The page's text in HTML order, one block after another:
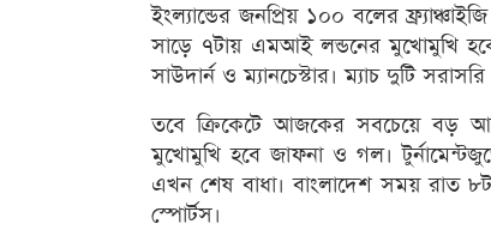
ইংল্যান্ডের জনপ্রিয় ১০০ বলের
সাড়ে ৭টায় এমআই লন্ডনের মুখোমুখি
সাউদার্ন ও ম্যানচেস্টার। ম্যাচ দুটি
তবে ক্রিকেটে আজকের সবচেয়ে বড়
মুখোমুখি হবে জাফনা ও গল।
এখন শেষ বাধা। বাংলাদেশ সময় রাত
স্পোর্টস।